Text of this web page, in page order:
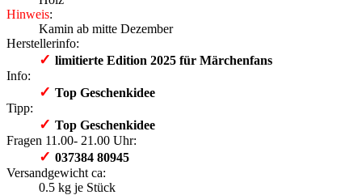
Hinweis:
Kamin ab mitte Dezember
Herstellerinfo:
✓ limitierte Edition 2025 für Märchenfans
Info:
✓ Top Geschenkidee
Tipp:
✓ Top Geschenkidee
Fragen 11.00- 21.00 Uhr:
✓ 037384 80945
Versandgewicht ca:
0.5 kg je Stück